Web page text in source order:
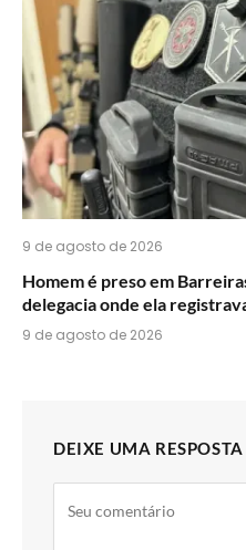
9 de agosto de 2026
Homem é preso em
delegacia onde ela
9 de agosto de 2026
DEIXE UMA RESPOSTA